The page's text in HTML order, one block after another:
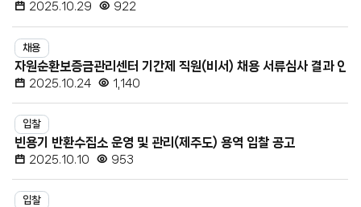
등
록
일,
첨
부
파
일,
조
수
2025.10.29 922
채용
자원순환보증금관리센터 기간제 직원(비서) 채용 서류심사 결과 안내
2025.10.24 1,140
입찰
빈용기 반환수집소 운영 및 관리(제주도) 용역 입찰 공고
2025.10.10 953
입찰